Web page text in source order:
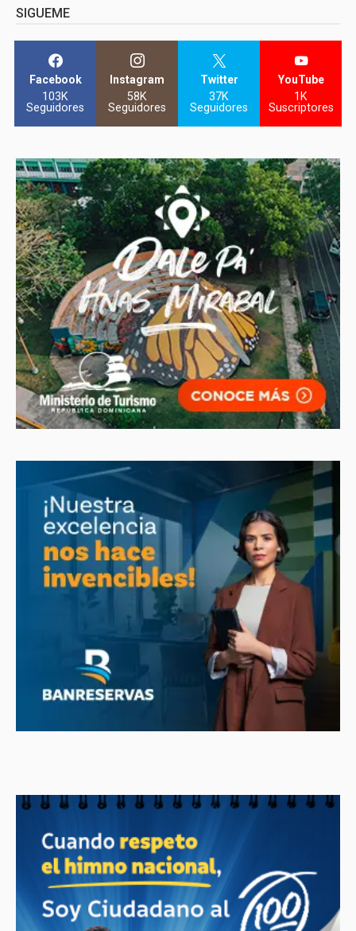
SIGUEME
Facebook
103K
Seguidores
Instagram
58K
Seguidores
Twitter
37K
Seguidores
YouTube
1K
Suscriptores